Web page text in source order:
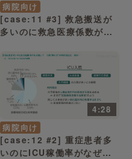
病院向け
[case:11 #3] 救急搬送が
多いのに救急医療係数が低
体制の充実」（病院経営ケ
ーススタディー）
4:28
病院向け
[case:12 #2] 重症患者多
いのにICU稼働率がなぜ低